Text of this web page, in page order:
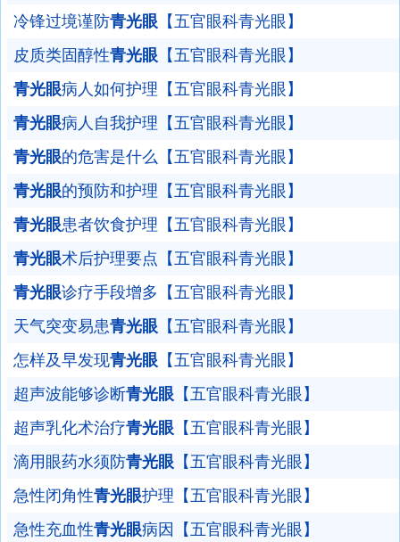
冷锋过境谨防青光眼 【五官眼科青光眼】
皮质类固醇性青光眼 【五官眼科青光眼】
青光眼病人如何护理【五官眼科青光眼】
青光眼病人自我护理【五官眼科青光眼】
青光眼的危害是什么【五官眼科青光眼】
青光眼的预防和护理【五官眼科青光眼】
青光眼患者饮食护理【五官眼科青光眼】
青光眼术后护理要点【五官眼科青光眼】
青光眼诊疗手段增多【五官眼科青光眼】
天气突变易患青光眼 【五官眼科青光眼】
怎样及早发现青光眼 【五官眼科青光眼】
超声波能够诊断青光眼 【五官眼科青光眼】
超声乳化术治疗青光眼 【五官眼科青光眼】
滴用眼药水须防青光眼 【五官眼科青光眼】
急性闭角性青光眼护理【五官眼科青光眼】
急性充血性青光眼病因【五官眼科青光眼】